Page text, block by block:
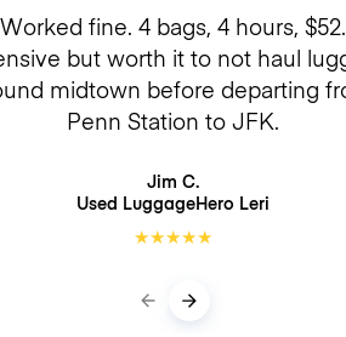
Worked fine. 4 bags, 4 hours, $52.
but worth it to not haul
midtown before departing
Penn Station to JFK.
Jim C.
Used LuggageHero Leri
★★★★★